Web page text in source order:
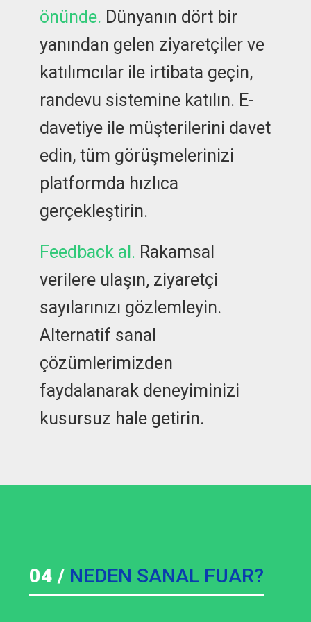
önünde. Dünyanın dört bir
yanından gelen ziyaretçiler ve
katılımcılar ile irtibata geçin,
randevu sistemine katılın. E-
davetiye ile müşterilerini davet
edin, tüm görüşmelerinizi
platformda hızlıca
gerçekleştirin.
Feedback al. Rakamsal
verilere ulaşın, ziyaretçi
sayılarınızı gözlemleyin.
Alternatif sanal
çözümlerimizden
faydalanarak deneyiminizi
kusursuz hale getirin.
04 / NEDEN SANAL FUAR?